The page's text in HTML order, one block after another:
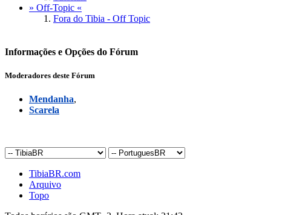
» Off-Topic «
Fora do Tibia - Off Topic
Informações e Opções do Fórum
Moderadores deste Fórum
Mendanha,
Scarela
TibiaBR.com
Arquivo
Topo